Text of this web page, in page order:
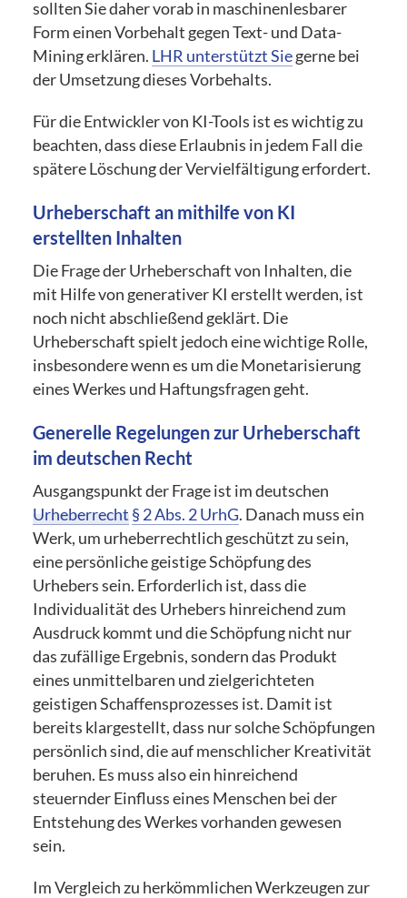
sollten Sie daher vorab in maschinenlesbarer
Form einen Vorbehalt gegen Text- und Data-
Mining erklären. LHR unterstützt Siegerne bei
der Umsetzung dieses Vorbehalts.
Für die Entwickler von KI-Tools ist es wichtig zu
beachten, dass diese Erlaubnis in jedem Fall die
spätere Löschung der Vervielfältigung erfordert.
Urheberschaft an mithilfe von KI
erstellten Inhalten
Die Frage der Urheberschaft von Inhalten, die
mit Hilfe von generativer KI erstellt werden, ist
noch nicht abschließend geklärt. Die
Urheberschaft spielt jedoch eine wichtige Rolle,
insbesondere wenn es um die Monetarisierung
eines Werkes und Haftungsfragen geht.
Generelle Regelungen zur Urheberschaft
im deutschen Recht
Ausgangspunkt der Frage ist im deutschen
Urheberrecht § 2 Abs. 2 UrhG. Danach muss ein
Werk, um urheberrechtlich geschützt zu sein,
eine persönliche geistige Schöpfung des
Urhebers sein. Erforderlich ist, dass die
Individualität des Urhebers hinreichend zum
Ausdruck kommt und die Schöpfung nicht nur
das zufällige Ergebnis, sondern das Produkt
eines unmittelbaren und zielgerichteten
geistigen Schaffensprozesses ist. Damit ist
bereits klargestellt, dass nur solche Schöpfungen
persönlich sind, die auf menschlicher Kreativität
beruhen. Es muss also ein hinreichend
steuernder Einfluss eines Menschen bei der
Entstehung des Werkes vorhanden gewesen
sein.
Im Vergleich zu herkömmlichen Werkzeugen zur